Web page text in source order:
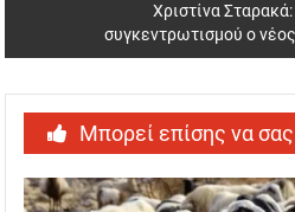
Χριστίνα
συγκεντρωτισμού ο
Μπορεί επίσης να